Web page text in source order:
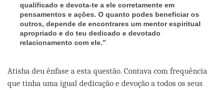
qualificado e devota-te a ele corretamente em
pensamentos e ações. O quanto podes beneficiar os
outros, depende de encontrares um mentor espiritual
apropriado e do teu dedicado e devotado
relacionamento com ele.”
Atisha deu ênfase a esta questão. Contava com frequência
que tinha uma igual dedicação e devoção a todos os seus